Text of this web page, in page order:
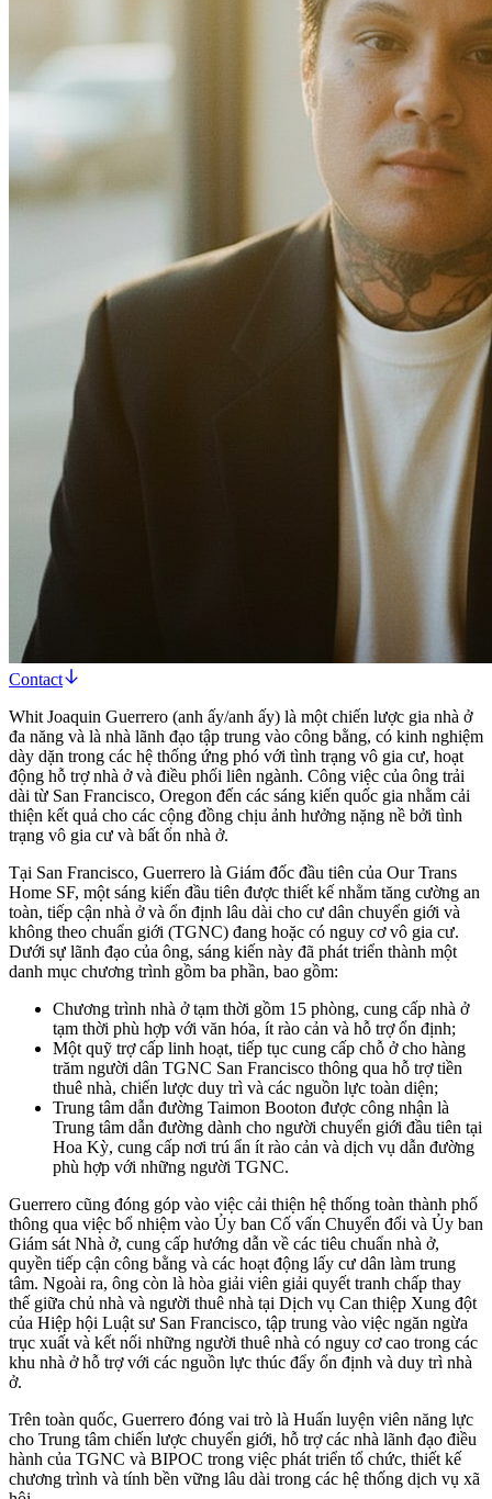
Contact
Whit Joaquin Guerrero (anh ấy/anh ấy) là một chiến lược gia nhà ở
đa năng và là nhà lãnh đạo tập trung vào công bằng, có kinh nghiệm
dày dặn trong các hệ thống ứng phó với tình trạng vô gia cư, hoạt
động hỗ trợ nhà ở và điều phối liên ngành. Công việc của ông trải
dài từ San Francisco, Oregon đến các sáng kiến quốc gia nhằm cải
thiện kết quả cho các cộng đồng chịu ảnh hưởng nặng nề bởi tình
trạng vô gia cư và bất ổn nhà ở.
Tại San Francisco, Guerrero là Giám đốc đầu tiên của Our Trans
Home SF, một sáng kiến đầu tiên được thiết kế nhằm tăng cường an
toàn, tiếp cận nhà ở và ổn định lâu dài cho cư dân chuyển giới và
không theo chuẩn giới (TGNC) đang hoặc có nguy cơ vô gia cư.
Dưới sự lãnh đạo của ông, sáng kiến này đã phát triển thành một
danh mục chương trình gồm ba phần, bao gồm:
Chương trình nhà ở tạm thời gồm 15 phòng, cung cấp nhà ở
tạm thời phù hợp với văn hóa, ít rào cản và hỗ trợ ổn định;
Một quỹ trợ cấp linh hoạt, tiếp tục cung cấp chỗ ở cho hàng
trăm người dân TGNC San Francisco thông qua hỗ trợ tiền
thuê nhà, chiến lược duy trì và các nguồn lực toàn diện;
Trung tâm dẫn đường Taimon Booton được công nhận là
Trung tâm dẫn đường dành cho người chuyển giới đầu tiên tại
Hoa Kỳ, cung cấp nơi trú ẩn ít rào cản và dịch vụ dẫn đường
phù hợp với những người TGNC.
Guerrero cũng đóng góp vào việc cải thiện hệ thống toàn thành phố
thông qua việc bổ nhiệm vào Ủy ban Cố vấn Chuyển đổi và Ủy ban
Giám sát Nhà ở, cung cấp hướng dẫn về các tiêu chuẩn nhà ở,
quyền tiếp cận công bằng và các hoạt động lấy cư dân làm trung
tâm. Ngoài ra, ông còn là hòa giải viên giải quyết tranh chấp thay
thế giữa chủ nhà và người thuê nhà tại Dịch vụ Can thiệp Xung đột
của Hiệp hội Luật sư San Francisco, tập trung vào việc ngăn ngừa
trục xuất và kết nối những người thuê nhà có nguy cơ cao trong các
khu nhà ở hỗ trợ với các nguồn lực thúc đẩy ổn định và duy trì nhà
ở.
Trên toàn quốc, Guerrero đóng vai trò là Huấn luyện viên năng lực
cho Trung tâm chiến lược chuyển giới, hỗ trợ các nhà lãnh đạo điều
hành của TGNC và BIPOC trong việc phát triển tổ chức, thiết kế
chương trình và tính bền vững lâu dài trong các hệ thống dịch vụ xã